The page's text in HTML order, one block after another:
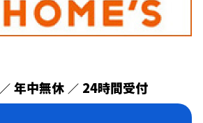
／ 年中無休 ／ 24時間受付